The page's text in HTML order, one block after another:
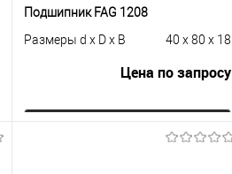
Подшипник FAG 1208
Размеры d x D x B
40 x 80 x 18
Цена по запросу
Запросить цену